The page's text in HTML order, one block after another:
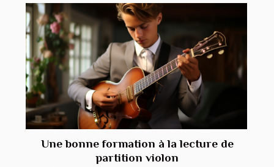
Une bonne formation à la lecture de
partition violon